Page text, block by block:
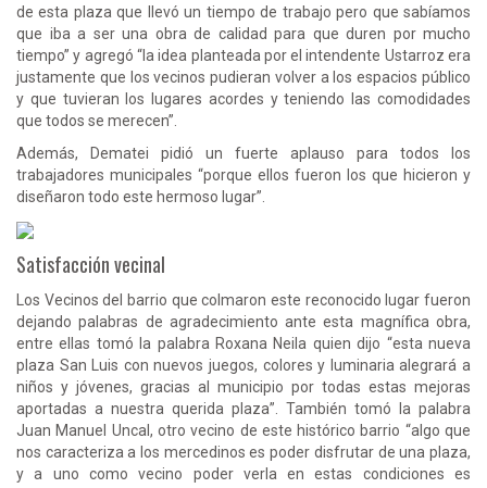
de esta plaza que llevó un tiempo de trabajo pero que sabíamos
que iba a ser una obra de calidad para que duren por mucho
tiempo” y agregó “la idea planteada por el intendente Ustarroz era
justamente que los vecinos pudieran volver a los espacios público
y que tuvieran los lugares acordes y teniendo las comodidades
que todos se merecen”.
Además, Dematei pidió un fuerte aplauso para todos los
trabajadores municipales “porque ellos fueron los que hicieron y
diseñaron todo este hermoso lugar”.
Satisfacción vecinal
Los Vecinos del barrio que colmaron este reconocido lugar fueron
dejando palabras de agradecimiento ante esta magnífica obra,
entre ellas tomó la palabra Roxana Neila quien dijo “esta nueva
plaza San Luis con nuevos juegos, colores y luminaria alegrará a
niños y jóvenes, gracias al municipio por todas estas mejoras
aportadas a nuestra querida plaza”. También tomó la palabra
Juan Manuel Uncal, otro vecino de este histórico barrio “algo que
nos caracteriza a los mercedinos es poder disfrutar de una plaza,
y a uno como vecino poder verla en estas condiciones es